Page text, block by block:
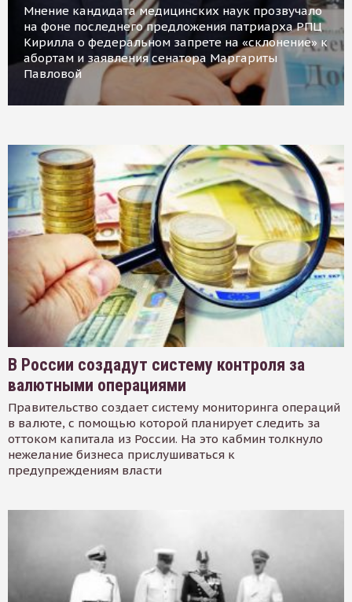
Мнение кандидата медицинских наук прозвучало
на фоне последнего предложения патриарха РПЦ
Кирилла о федеральном запрете на «склонение» к
абортам и заявления сенатора Маргариты
Павловой
В России создадут систему контроля за
валютными операциями
Правительство создает систему мониторинга операций
в валюте, с помощью которой планирует следить за
оттоком капитала из России. На это кабмин толкнуло
нежелание бизнеса прислушиваться к
предупреждениям власти